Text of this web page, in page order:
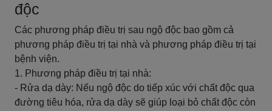
độc
Các phương pháp điều trị sau ngộ độc bao gồm cả
phương pháp điều trị tại nhà và phương pháp điều trị tại
bệnh viện.
1. Phương pháp điều trị tại nhà:
- Rửa dạ dày: Nếu ngộ độc do tiếp xúc với chất độc qua
đường tiêu hóa, rửa dạ dày sẽ giúp loại bỏ chất độc còn